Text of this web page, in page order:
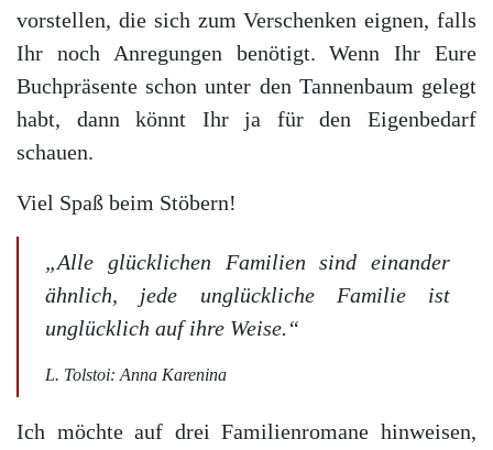
vorstellen, die sich zum Verschenken eignen, falls
Ihr noch Anregungen benötigt. Wenn Ihr Eure
Buchpräsente schon unter den Tannenbaum gelegt
habt, dann könnt Ihr ja für den Eigenbedarf
schauen.
Viel Spaß beim Stöbern!
„Alle glücklichen Familien sind einander
ähnlich, jede unglückliche Familie ist
unglücklich auf ihre Weise.“
L. Tolstoi: Anna Karenina
Ich möchte auf drei Familienromane hinweisen,